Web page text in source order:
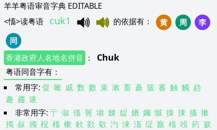
羊羊粤语审音字典 EDITABLE
<慉>读粤语 cuk1 的依据有 ： 黄 周
李
同
香港政府人名地名拼音 ： Chuk
粤语同音字有 ：
常用字: 促 嗽 戚 数 數 束 漱 畜 矗 簇 蓄 触 觸 趋
趣 趨 速
非常用字: 亍 俶 傗 嘼 埱 娕 娖 媨 孎 憱 拺 捒 搐 摗
擉 敊 斶 柷 槒 樕 欶 欻 歜 汋 涑 滀 珿 瘯 稸 竐 箹 簌